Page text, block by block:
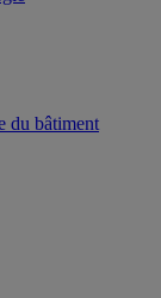
du bâtiment